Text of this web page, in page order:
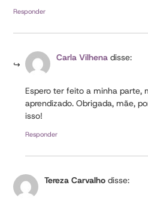
Responder
Carla Vilhena disse:
Espero ter feito a minha parte,
aprendizado. Obrigada, mãe,
isso!
Responder
Tereza Carvalho disse: